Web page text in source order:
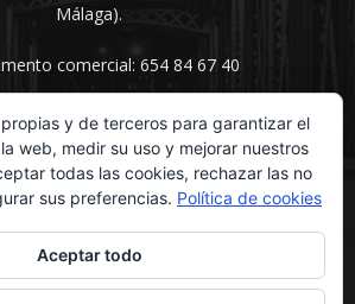
Málaga).
comercial: 654 84 67 40
SÍGUENOS
y de terceros para garantizar el
web, medir su uso y mejorar nuestros
todas las cookies, rechazar las no
sus preferencias. Política de cookies
Aceptar todo